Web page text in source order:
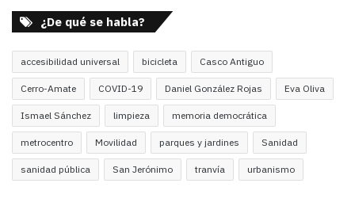
¿De qué se habla?
accesibilidad universal bicicleta Casco Antiguo
Cerro-Amate COVID-19 Daniel González Rojas Eva Oliva
Ismael Sánchez limpieza memoria democrática
metrocentro Movilidad parques y jardines Sanidad
sanidad pública San Jerónimo tranvía urbanismo